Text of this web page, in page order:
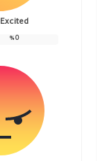
Excited
0
%